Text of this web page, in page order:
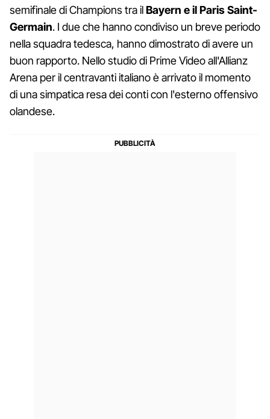
semifinale di Champions tra ilBayern e il Paris Saint-
Germain. I due che hanno condiviso un breve periodo
nella squadra tedesca, hanno dimostrato di avere un
buon rapporto. Nello studio di Prime Video all'Allianz
Arena per il centravanti italiano è arrivato il momento
di una simpatica resa dei conti con l'esterno offensivo
olandese.